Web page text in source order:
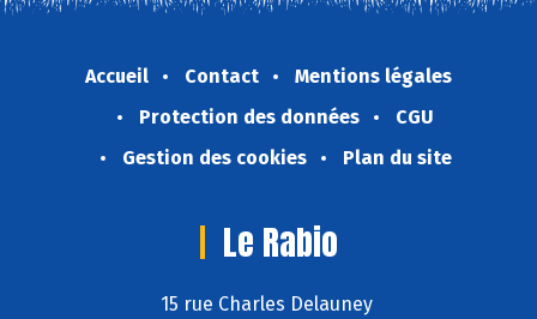
Accueil Contact
Mentions légales
Protection des données
CGU
Gestion des cookies
Plan du site
Le Rabio
15 rue Charles Delauney